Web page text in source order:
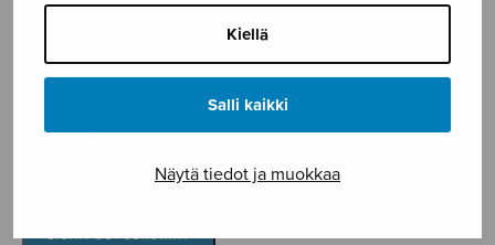
Kiellä
Salli kaikki
Näytä tiedot ja muokkaa
Fougstedt Nils-Eric
2,80€
HUOM! Tuote loppuunmyyty!
LISÄÄ OSTOSKORIIN